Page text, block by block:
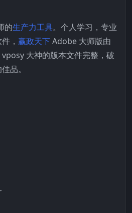
的生产力工具。个人学习，专业
， 赢政天下Adobe 大师版由
大神的版本文件完整，破
品。